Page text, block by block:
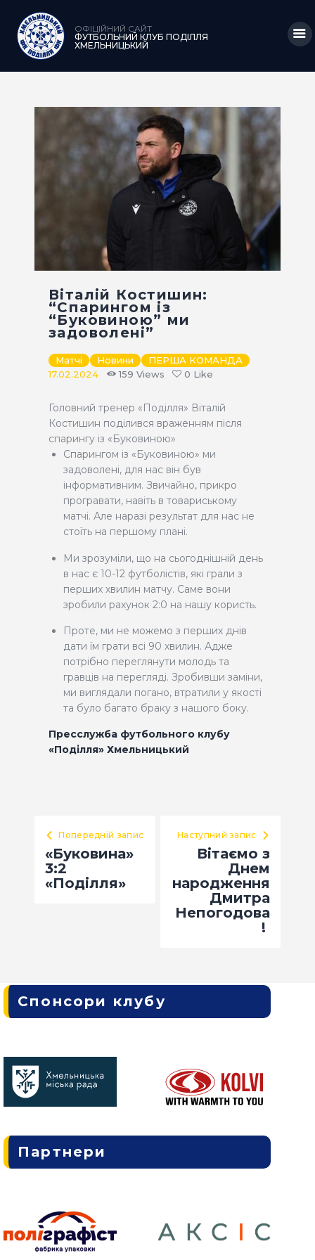
ОФІЦІЙНИЙ САЙТ
ФУТБОЛЬНИЙ КЛУБ ПОДІЛЛЯ
ХМЕЛЬНИЦЬКИЙ
ГОЛОВНА
НОВИНИ
КЛУБ
КОМАНДА
АКАДЕМІЯ
МЕДІА
КРАМНИЦЯ
КВИТКИ
Віталій Костишин:
“Спарингом із
“Буковиною” ми
задоволені”
Матчі Новини
ПЕРША КОМАНДА
17.02.2024
159 Views 0 Like
Головний тренер «Поділля» Віталій
Костишин поділився враженням після
спарингу із «Буковиною»
Спарингом із «Буковиною» ми
задоволені, для нас він був
інформативним. Звичайно, прикро
програвати, навіть в товариському
матчі. Але наразі результат для нас не
стоїть на першому плані.
Ми зрозуміли, що на сьогоднішній день
в нас є 10-12 футболістів, які грали з
перших хвилин матчу. Саме вони
зробили рахунок 2:0 на нашу користь.
Проте, ми не можемо з перших днів
дати їм грати всі 90 хвилин. Адже
потрібно переглянути молодь та
гравців на перегляді. Зробивши заміни,
ми виглядали погано, втратили у якості
та було багато браку з нашого боку.
Пресслужба футбольного клубу
«Поділля» Хмельницький
Попередній запис
«Буковина»
3:2
«Поділля»
Наступний запис
Вітаємо з
Днем
народження
Дмитра
Непогодова
!
Спонсори клубу
Партнери